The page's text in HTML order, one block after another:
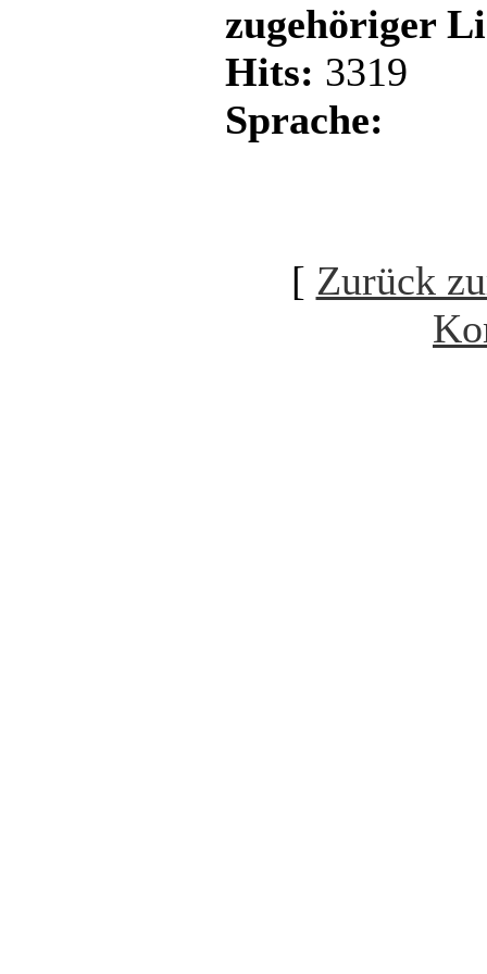
zugehöriger
Hits: 3319
Sprache:
[ Zurück